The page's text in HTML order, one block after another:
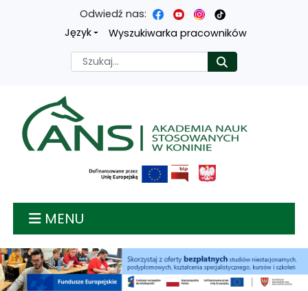
Przejdź
treści
głównej
Przejdź
menu
nawigacyjnego
Przejdź
wyszukiwarki
Przejdź
mapy
strony
Odwiedź nas:
Język
Wyszukiwarka pracowników
Szukaj
Akademia nauk
MENU